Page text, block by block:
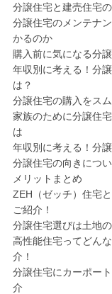
分譲住宅と建売住宅
分譲住宅のメンテナ
かるのか
購入前に気になる分
年収別に考える！分
は？
分譲住宅の購入をス
家族のために分譲住
は
年収別に考える！分
分譲住宅の向きにつ
メリットまとめ
ZEH（ゼッチ）住宅
ご紹介！
分譲住宅選びは土地
高性能住宅ってどん
介！
分譲住宅にカーポー
介